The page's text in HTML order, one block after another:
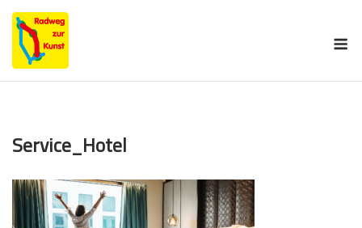
Skip
content
Service_Hotel